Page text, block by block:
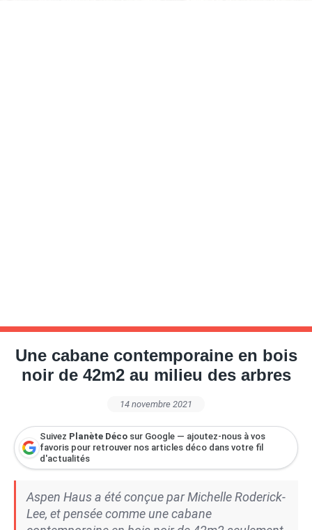
Une cabane contemporaine en bois
noir de 42m2 au milieu des arbres
14 novembre 2021
Suivez Planète Déco sur Google — ajoutez-nous à vos
favoris pour retrouver nos articles déco dans votre fil
d'actualités
Aspen Haus a été conçue par Michelle Roderick-
Lee, et pensée comme une cabane